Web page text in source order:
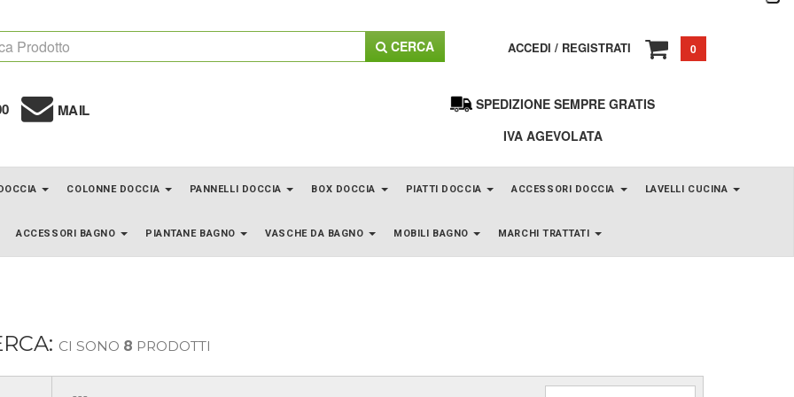
CERCA ACCEDI / REGISTRATI 0
MAIL
SPEDIZIONE SEMPRE GRATIS
IVA AGEVOLATA
COLONNE DOCCIA PANNELLI DOCCIA BOX DOCCIA PIATTI DOCCIA ACCESSORI DOCCIA LAVELLI CUCINA
ACCESSORI BAGNO PIANTANE BAGNO VASCHE DA BAGNO MOBILI BAGNO MARCHI TRATTATI
CI SONO 8 PRODOTTI